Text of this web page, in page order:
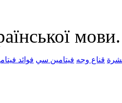
мови.
قناع وجه فيتامين سي فوائد